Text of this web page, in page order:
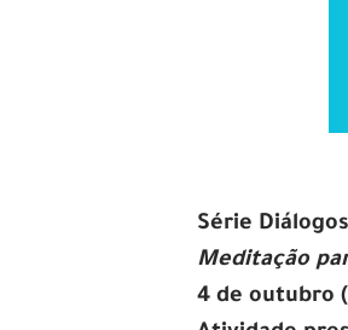
Série
Meditação
4 de outubro